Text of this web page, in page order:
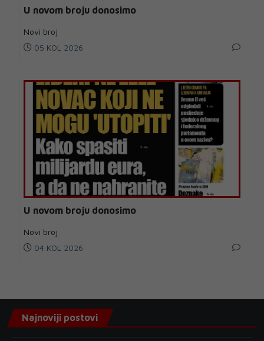
U novom broju donosimo
Novi broj
05 KOL 2026
U novom broju donosimo
Novi broj
04 KOL 2026
Najnoviji postovi